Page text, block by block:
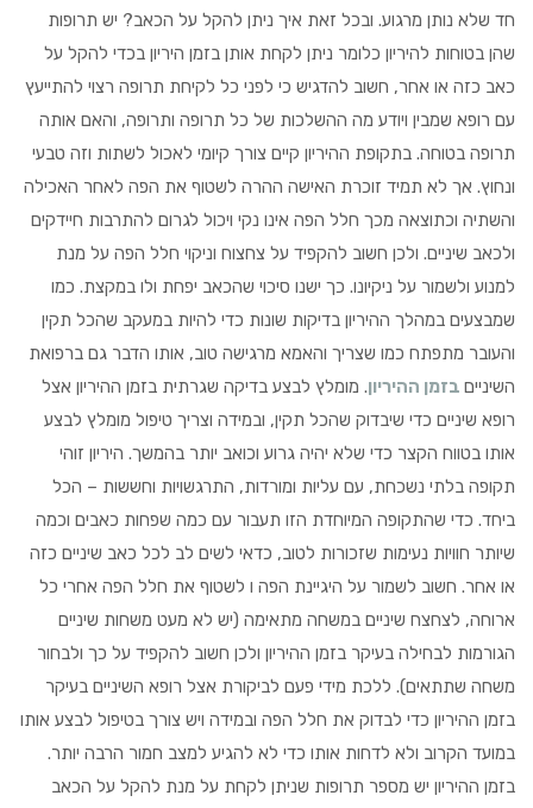
חד שלא נותן מרגוע. ובכל זאת איך ניתן להקל על הכאב? יש תרופות
שהן בטוחות להיריון כלומר ניתן לקחת אותן בזמן היריון בכדי להקל על
כאב כזה או אחר, חשוב להדגיש כי לפני כל לקיחת תרופה רצוי להתייעץ
עם רופא שמבין ויודע מה ההשלכות של כל תרופה ותרופה, והאם אותה
תרופה בטוחה. בתקופת ההיריון קיים צורך קיומי לאכול לשתות וזה טבעי
ונחוץ. אך לא תמיד זוכרת האישה ההרה לשטוף את הפה לאחר האכילה
והשתיה וכתוצאה מכך חלל הפה אינו נקי ויכול לגרום להתרבות חיידקים
ולכאב שיניים. ולכן חשוב להקפיד על צחצוח וניקוי חלל הפה על מנת
למנוע ולשמור על ניקיונו. כך ישנו סיכוי שהכאב יפחת ולו במקצת. כמו
שמבצעים במהלך ההיריון בדיקות שונות כדי להיות במעקב שהכל תקין
והעובר מתפתח כמו שצריך והאמא מרגישה טוב, אותו הדבר גם ברפואת
השיניים בזמן ההיריון. מומלץ לבצע בדיקה שגרתית בזמן ההיריון אצל
רופא שיניים כדי שיבדוק שהכל תקין, ובמידה וצריך טיפול מומלץ לבצע
אותו בטווח הקצר כדי שלא יהיה גרוע וכואב יותר בהמשך. היריון זוהי
תקופה בלתי נשכחת, עם עליות ומורדות, התרגשויות וחששות – הכל
ביחד. כדי שהתקופה המיוחדת הזו תעבור עם כמה שפחות כאבים וכמה
שיותר חוויות נעימות שזכורות לטוב, כדאי לשים לב לכל כאב שיניים כזה
או אחר. חשוב לשמור על היגיינת הפה ו לשטוף את חלל הפה אחרי כל
ארוחה, לצחצח שיניים במשחה מתאימה (יש לא מעט משחות שיניים
הגורמות לבחילה בעיקר בזמן ההיריון ולכן חשוב להקפיד על כך ולבחור
משחה שתתאים). ללכת מידי פעם לביקורת אצל רופא השיניים בעיקר
בזמן ההיריון כדי לבדוק את חלל הפה ובמידה ויש צורך בטיפול לבצע אותו
במועד הקרוב ולא לדחות אותו כדי לא להגיע למצב חמור הרבה יותר.
בזמן ההיריון יש מספר תרופות שניתן לקחת על מנת להקל על הכאב